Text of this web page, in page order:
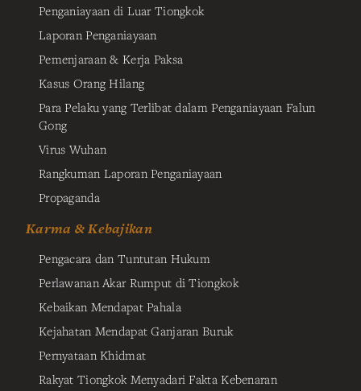
Penganiayaan di Luar Tiongkok
Laporan Penganiayaan
Pemenjaraan & Kerja Paksa
Kasus Orang Hilang
Para Pelaku yang Terlibat dalam Penganiayaan Falun
Gong
Virus Wuhan
Rangkuman Laporan Penganiayaan
Propaganda
Karma & Kebajikan
Pengacara dan Tuntutan Hukum
Perlawanan Akar Rumput di Tiongkok
Kebaikan Mendapat Pahala
Kejahatan Mendapat Ganjaran Buruk
Pernyataan Khidmat
Rakyat Tiongkok Menyadari Fakta Kebenaran